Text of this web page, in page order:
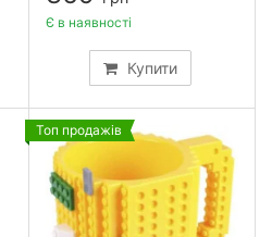
Купити
Є в наявності
Топ продажів